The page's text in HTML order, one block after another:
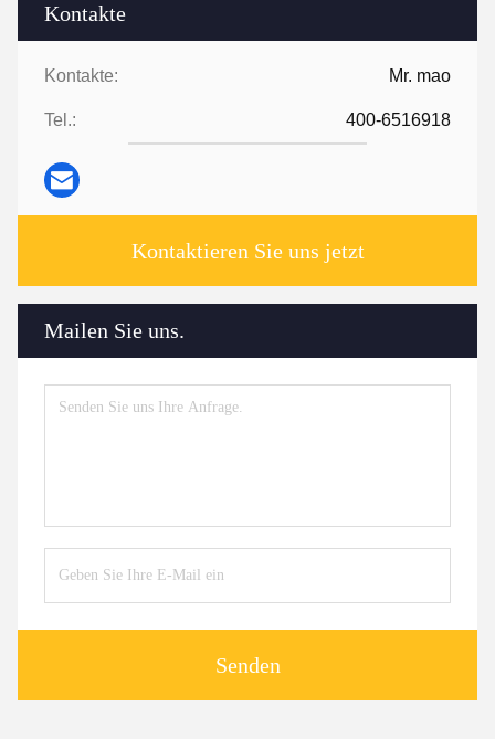
Kontakte
Kontakte: Mr. mao
Tel.: 400-6516918
Kontaktieren Sie uns jetzt
Mailen Sie uns.
Senden